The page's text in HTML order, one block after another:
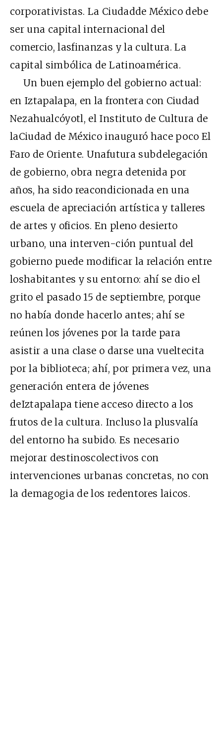
corporativistas. La Ciudadde México debe
ser una capital internacional del
comercio, lasfinanzas y la cultura. La
capital simbólica de Latinoamérica.
Un buen ejemplo del gobierno actual:
en Iztapalapa, en la frontera con Ciudad
Nezahualcóyotl, el Instituto de Cultura de
laCiudad de México inauguró hace poco El
Faro de Oriente. Unafutura subdelegación
de gobierno, obra negra detenida por
años, ha sido reacondicionada en una
escuela de apreciación artística y talleres
de artes y oficios. En pleno desierto
urbano, una interven-ción puntual del
gobierno puede modificar la relación entre
loshabitantes y su entorno: ahí se dio el
grito el pasado 15 de septiembre, porque
no había donde hacerlo antes; ahí se
reúnen los jóvenes por la tarde para
asistir a una clase o darse una vueltecita
por la biblioteca; ahí, por primera vez, una
generación entera de jóvenes
deIztapalapa tiene acceso directo a los
frutos de la cultura. Incluso la plusvalía
del entorno ha subido. Es necesario
mejorar destinoscolectivos con
intervenciones urbanas concretas, no con
la demagogia de los redentores laicos.